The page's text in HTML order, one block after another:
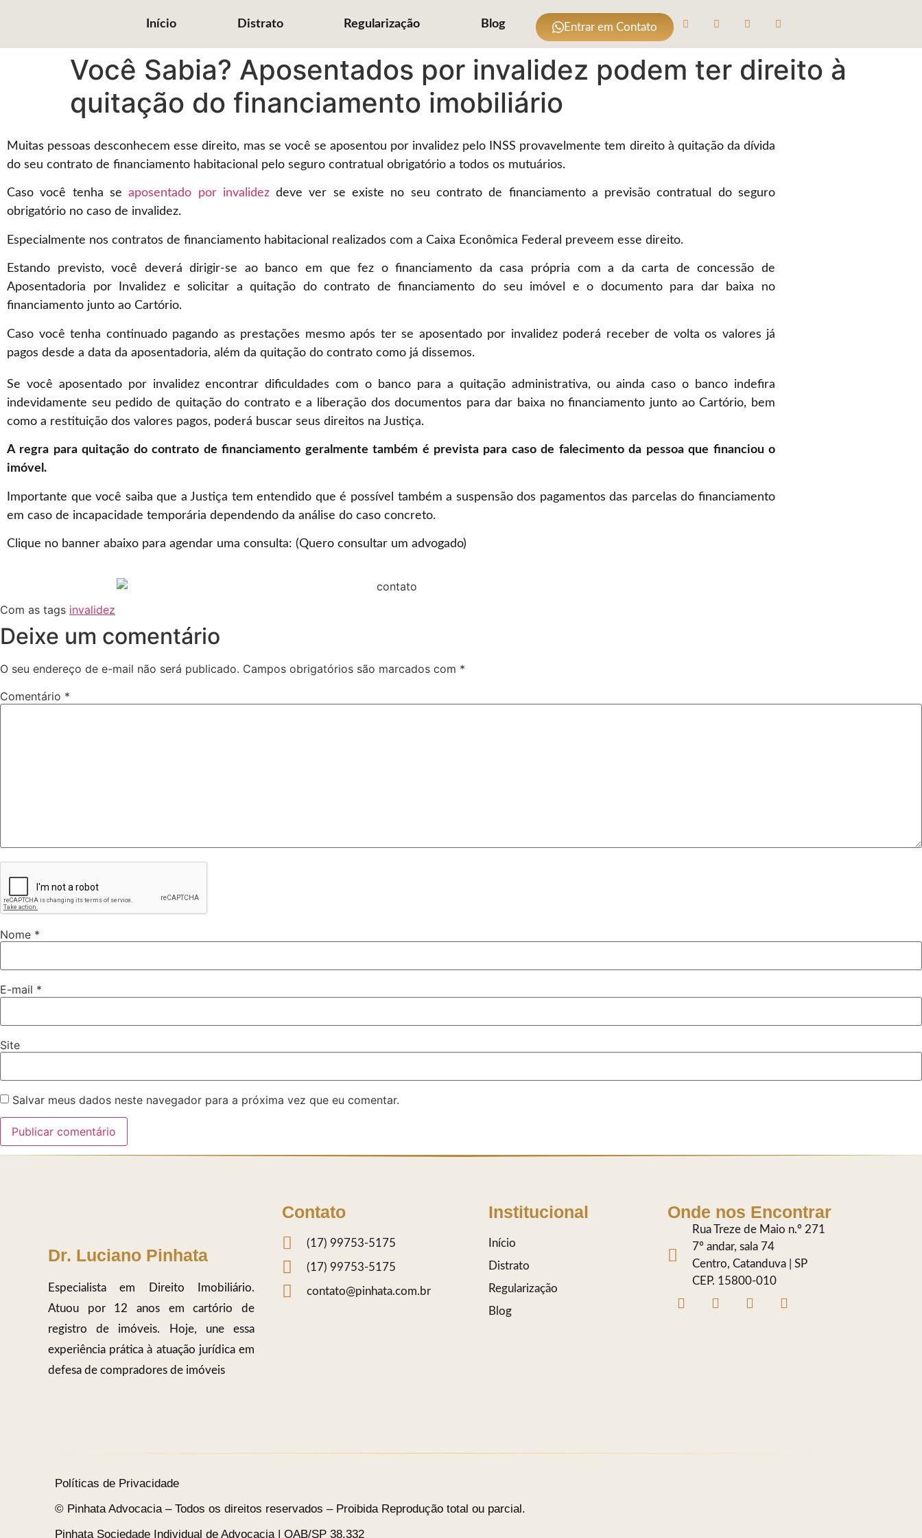
Início Distrato Regularização Blog Entrar em Contato
Você Sabia? Aposentados por invalidez podem ter direito à
quitação do financiamento imobiliário
Muitas pessoas desconhecem esse direito, mas se você se aposentou por invalidez pelo INSS provavelmente tem direito à quitação da dívida
do seu contrato de financiamento habitacional pelo seguro contratual obrigatório a todos os mutuários.
Caso você tenha seaposentado por invalidezdeve ver se existe no seu contrato de financiamento a previsão contratual do seguro
obrigatório no caso de invalidez.
Especialmente nos contratos de financiamento habitacional realizados com a Caixa Econômica Federal preveem esse direito.
Estando previsto, você deverá dirigir-se ao banco em que fez o financiamento da casa própria com a da carta de concessão de
Aposentadoria por Invalidez e solicitar a quitação do contrato de financiamento do seu imóvel e o documento para dar baixa no
financiamento junto ao Cartório.
Caso você tenha continuado pagando as prestações mesmo após ter se aposentado por invalidez poderá receber de volta os valores já
pagos desde a data da aposentadoria, além da quitação do contrato como já dissemos.
Se você aposentado por invalidez encontrar dificuldades com o banco para a quitação administrativa, ou ainda caso o banco indefira
indevidamente seu pedido de quitação do contrato e a liberação dos documentos para dar baixa no financiamento junto ao Cartório, bem
como a restituição dos valores pagos, poderá buscar seus direitos na Justiça.
A regra para quitação do contrato de financiamento geralmente também é prevista para caso de falecimento da pessoa que financiou o
imóvel.
Importante que você saiba que a Justiça tem entendido que é possível também a suspensão dos pagamentos das parcelas do financiamento
em caso de incapacidade temporária dependendo da análise do caso concreto.
Clique no banner abaixo para agendar uma consulta: (Quero consultar um advogado)
Com as tags invalidez
Deixe um comentário
O seu endereço de e-mail não será publicado. Campos obrigatórios são marcados com *
Comentário *
Nome *
E-mail *
Site
Salvar meus dados neste navegador para a próxima vez que eu comentar.
Dr. Luciano Pinhata
Especialista em Direito Imobiliário.
Atuou por 12 anos em cartório de
registro de imóveis. Hoje, une essa
experiência prática à atuação jurídica em
defesa de compradores de imóveis
Contato
(17) 99753-5175
(17) 99753-5175
contato@pinhata.com.br
Institucional
Início
Distrato
Regularização
Blog
Onde nos Encontrar
Rua Treze de Maio n.º 271
7º andar, sala 74
Centro, Catanduva | SP
CEP. 15800-010
Políticas de Privacidade
© Pinhata Advocacia – Todos os direitos reservados – Proibida Reprodução total ou parcial.
Pinhata Sociedade Individual de Advocacia | OAB/SP 38.332